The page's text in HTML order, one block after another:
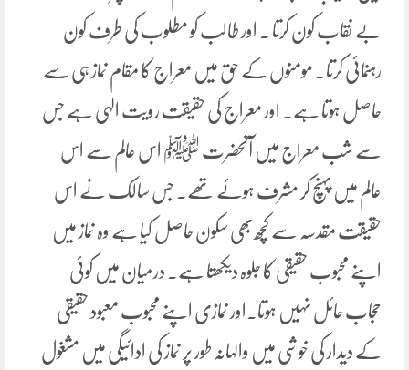
بے نقاب کون کرتا ۔ اور طالب کو مطلوب کی طرف کون
رہنمائی کرتا۔ مومنوں کے حق میں معراج کا مقام نماز ہی سے
حاصل ہوتا ہے۔ اور معراج کی حقیقت رویت الہی ہے جس
سے شب معراج میں آنحضرت ﷺ اس عالم سے اس
عالم میں پہنچ کر مشرف ہوئے تھے۔ جس سالک نے اس
حقیقت مقدسہ سے کچھ بھی سکون حاصل کیا ہے وہ نماز میں
اپنے محبوب حقیقی کا جلوہ دیکھتا ہے۔ درمیان میں کوئی
حجاب حائل نہیں ہوتا۔اور نمازی اپنے محبوب معبود حقیقی
کے دیدار کی خوشی میں والہانہ طور پر نماز کی ادائیگی میں مشغول